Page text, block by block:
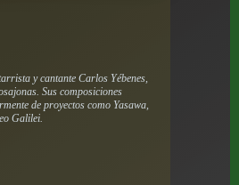
y cantante Carlos Yébenes,
Sus composiciones
de proyectos como Yasawa,
Galilei.